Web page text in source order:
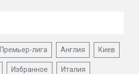
Премьер-лига Англия Киев
Избранное Италия